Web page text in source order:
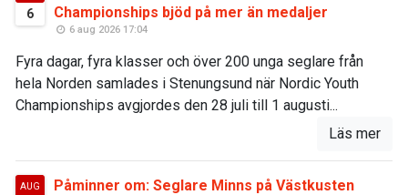
6
Championships bjöd på mer än medaljer
6 aug 2026 17:04
Fyra dagar, fyra klasser och över 200 unga seglare från
hela Norden samlades i Stenungsund när Nordic Youth
Championships avgjordes den 28 juli till 1 augusti...
Läs mer
AUG Påminner om: Seglare Minns på Västkusten